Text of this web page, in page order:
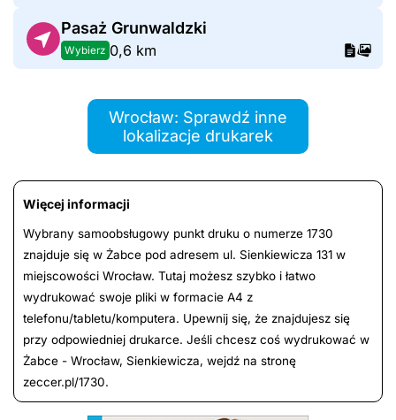
Pasaż Grunwaldzki
Wybierz 0,6 km
Wrocław: Sprawdź inne
lokalizacje drukarek
Więcej informacji
Wybrany samoobsługowy punkt druku o numerze 1730
znajduje się w Żabce pod adresem ul. Sienkiewicza 131 w
miejscowości Wrocław. Tutaj możesz szybko i łatwo
wydrukować swoje pliki w formacie A4 z
telefonu/tabletu/komputera. Upewnij się, że znajdujesz się
przy odpowiedniej drukarce. Jeśli chcesz coś wydrukować w
Żabce - Wrocław, Sienkiewicza, wejdź na stronę
zeccer.pl/1730.